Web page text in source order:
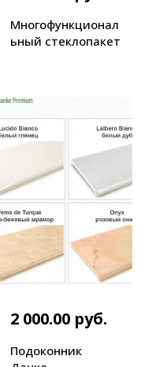
Многофункционал
ьный стеклопакет
2 000.00 руб.
Подоконник